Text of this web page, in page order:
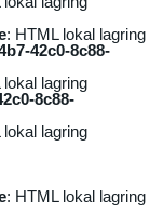
: HTML lokal lagring
42c0-8c88-
lokal lagring
8c88-
lokal lagring
: HTML lokal lagring